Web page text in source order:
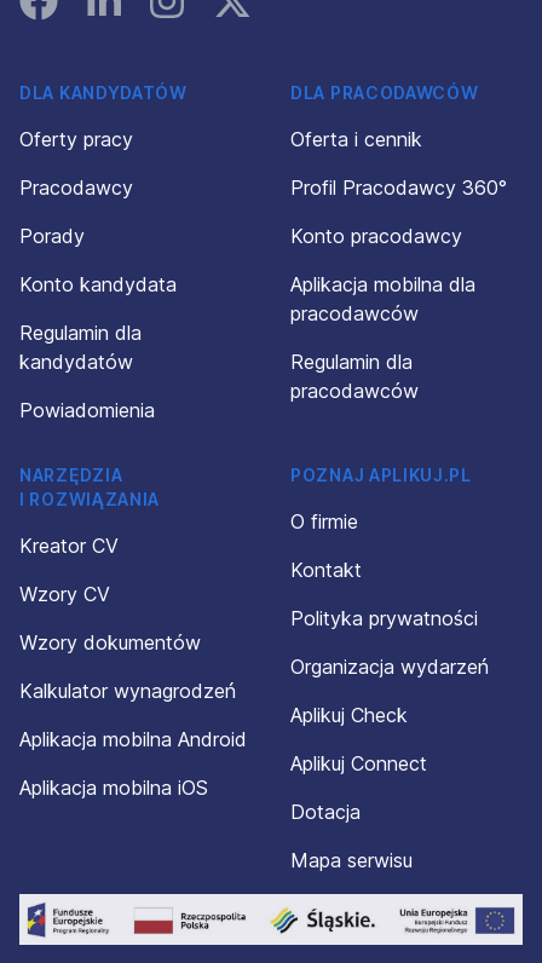
DLA KANDYDATÓW
Oferty pracy
Pracodawcy
Porady
Konto kandydata
Regulamin dla
kandydatów
Powiadomienia
DLA PRACODAWCÓW
Oferta i cennik
Profil Pracodawcy 360°
Konto pracodawcy
Aplikacja mobilna dla
pracodawców
Regulamin dla
pracodawców
NARZĘDZIA
I ROZWIĄZANIA
Kreator CV
Wzory CV
Wzory dokumentów
Kalkulator wynagrodzeń
Aplikacja mobilna Android
Aplikacja mobilna iOS
POZNAJ APLIKUJ.PL
O firmie
Kontakt
Polityka prywatności
Organizacja wydarzeń
Aplikuj Check
Aplikuj Connect
Dotacja
Mapa serwisu